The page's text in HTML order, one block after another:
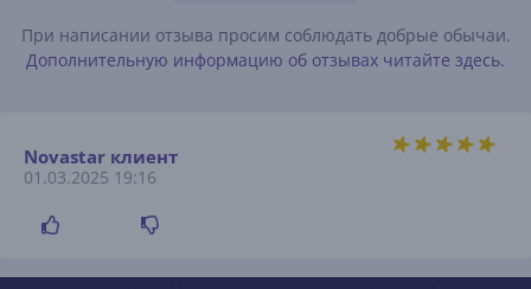
При написании отзыва просим соблюдать добрые обычаи.
Дополнительную информацию об отзывах читайте здесь.
Novastar клиент
01.03.2025 19:16